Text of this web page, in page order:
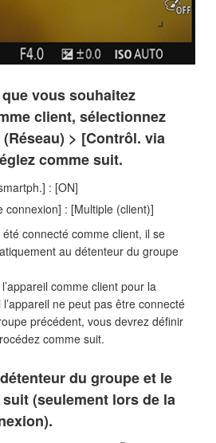
vous souhaitez
client, sélectionnez
(Réseau) > [Contrôl. via
comme suit.
: [ON]
connexion] : [Multiple (client)]
été connecté comme client, il se
au détenteur du groupe
comme client pour la
ne peut pas être connecté
précédent, vous devrez définir
comme suit.
du groupe et le
(seulement lors de la